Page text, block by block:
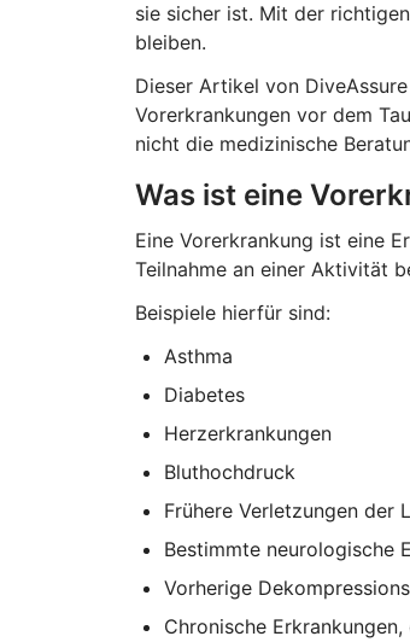
sie sicher ist. Mit der
bleiben.
Dieser Artikel von
Vorerkrankungen vor dem
nicht die medizinische
Was ist eine
Eine Vorerkrankung ist eine
Teilnahme an einer Aktivität
Beispiele hierfür sind:
Asthma
Diabetes
Herzerkrankungen
Bluthochdruck
Frühere Verletzungen der
Bestimmte neurologische
Vorherige
Chronische